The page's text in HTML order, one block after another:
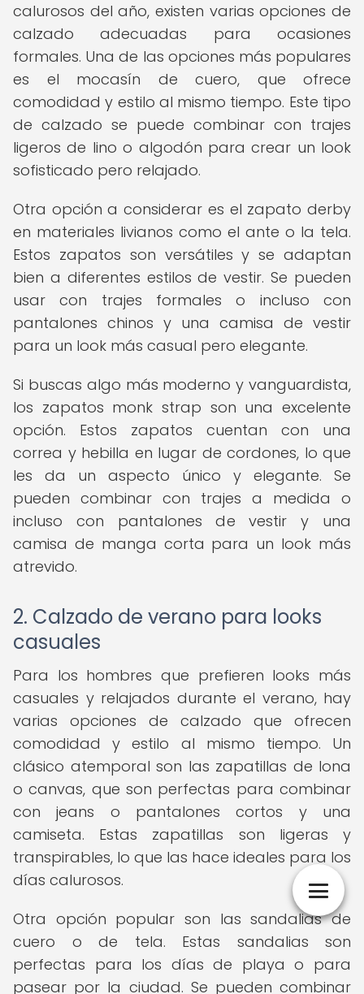
calurosos del año, existen varias opciones de
calzado adecuadas para ocasiones
formales. Una de las opciones más populares
es el mocasín de cuero, que ofrece
comodidad y estilo al mismo tiempo. Este tipo
de calzado se puede combinar con trajes
ligeros de lino o algodón para crear un look
sofisticado pero relajado.
Otra opción a considerar es el zapato derby
en materiales livianos como el ante o la tela.
Estos zapatos son versátiles y se adaptan
bien a diferentes estilos de vestir. Se pueden
usar con trajes formales o incluso con
pantalones chinos y una camisa de vestir
para un look más casual pero elegante.
Si buscas algo más moderno y vanguardista,
los zapatos monk strap son una excelente
opción. Estos zapatos cuentan con una
correa y hebilla en lugar de cordones, lo que
les da un aspecto único y elegante. Se
pueden combinar con trajes a medida o
incluso con pantalones de vestir y una
camisa de manga corta para un look más
atrevido.
2. Calzado de verano para looks
casuales
Para los hombres que prefieren looks más
casuales y relajados durante el verano, hay
varias opciones de calzado que ofrecen
comodidad y estilo al mismo tiempo. Un
clásico atemporal son las zapatillas de lona
o canvas, que son perfectas para combinar
con jeans o pantalones cortos y una
camiseta. Estas zapatillas son ligeras y
transpirables, lo que las hace ideales para los
días calurosos.
Otra opción popular son las sandalias de
cuero o de tela. Estas sandalias son
perfectas para los días de playa o para
pasear por la ciudad. Se pueden combinar